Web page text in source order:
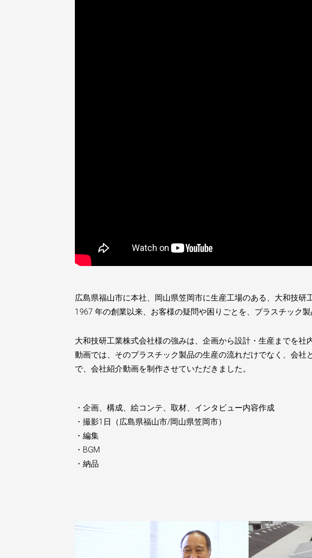
広島県福山市に本社、岡山県笠岡市に生産工場のある、大和技研
1967 年の創業以来、お客様の疑問や困りごとを、プラスチック製
大和技研工業株式会社様の強みは、企画から設計・生産までを社
動画では、そのプラスチック製品の生産の流れだけでなく、会
で、会社紹介動画を制作させていただきました。
・企画、構成、絵コンテ、取材、インタビュー内容作成
・撮影1日（広島県福山市/岡山県笠岡市）
・編集
・BGM
・納品